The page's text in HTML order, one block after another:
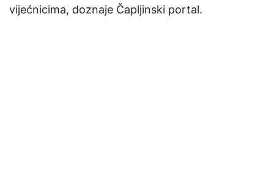
vijećnicima, doznaje Čapljinski portal.